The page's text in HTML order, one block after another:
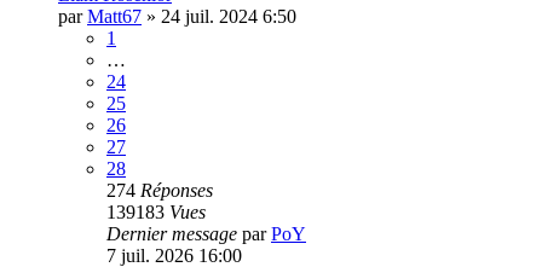
parMatt67 » 24 juil. 2024 6:50
1
…
24
25
26
27
28
274 Réponses
139183 Vues
Dernier message parPoY
7 juil. 2026 16:00